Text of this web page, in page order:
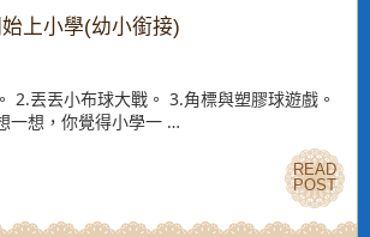
上小學(幼小銜接)
2.丟丟小布球大戰。 3.角標與塑膠球遊戲。
一想，你覺得小學一 …
READ
POST
READ
POST